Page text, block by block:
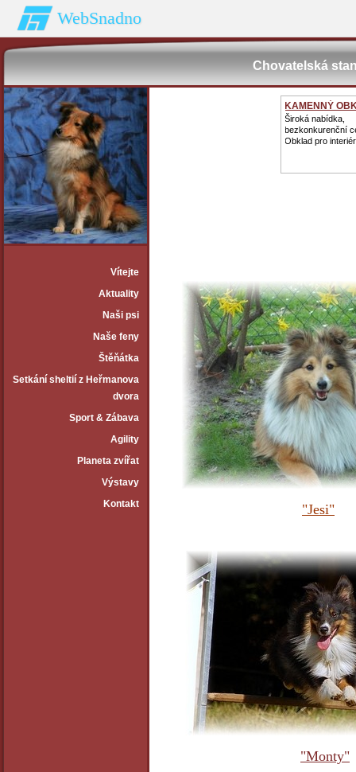
WebSnadno
Chovatelská
Vítejte
Aktuality
Naši psi
Naše feny
Štěňátka
Setkání sheltií z Heřmanova
dvora
Sport & Zábava
Agility
Planeta zvířat
Výstavy
Kontakt
KAMENNÝ
Široká nabídka,
bezkonkurenční
Obklad pro
"Jesi"
"Monty"